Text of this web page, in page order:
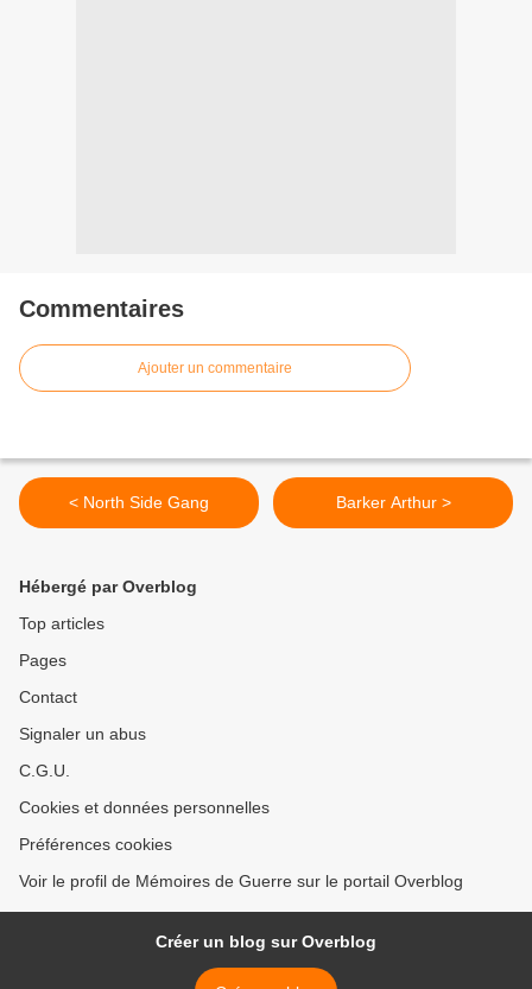
Commentaires
Ajouter un commentaire
< North Side Gang Barker Arthur >
Hébergé par Overblog
Top articles
Pages
Contact
Signaler un abus
C.G.U.
Cookies et données personnelles
Préférences cookies
Voir le profil de Mémoires de Guerre sur le portail Overblog
Créer un blog sur Overblog